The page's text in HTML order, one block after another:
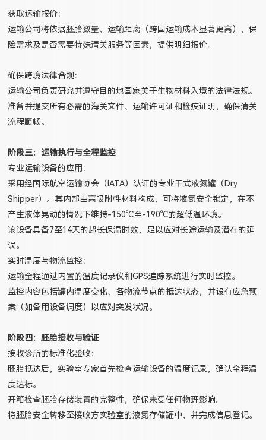
获取运输报价：
运输公司将依据胚胎数量、运输距离（跨国运输成本显著更高）、保
险需求及是否需要特殊清关服务等因素，提供明细报价。
确保跨境法律合规：
运输公司负责研究并遵守目的地国家关于生物材料入境的法律法规。
准备并提交所有必需的海关文件、运输许可证和检疫证明，确保清关
流程顺畅。
阶段三：运输执行与全程监控
专业运输设备的应用：
采用经国际航空运输协会（IATA）认证的专业干式液氮罐（Dry
Shipper）。其内部由高吸附性材料构成，可将液氮安全锁定，在不
产生液体晃动的情况下维持-150°C至-190°C的超低温环境。
该设备具备7至14天的超长保温时效，足以应对长途运输及潜在的延
误。
实时温度与物流监控：
运输全程通过内置的温度记录仪和GPS追踪系统进行实时监控。
监控内容包括罐内温度变化、各物流节点的抵达状态，并设有应急预
案（如备用设备调度）以应对突发状况。
阶段四：胚胎接收与验证
接收诊所的标准化验收：
胚胎抵达后，实验室专家首先检查运输设备的温度记录，确认全程温
度达标。
开箱检查胚胎存储装置的完整性，确保未受任何物理影响。
将胚胎安全转移至接收方实验室的液氮存储罐中，并完成信息登记。